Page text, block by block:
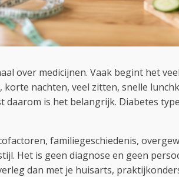
over medicijnen. Vaak begint het
nachten, veel zitten, snelle
is het belangrijk. Diabetes
familiegeschiedenis,
Het is geen diagnose en geen
dan met je huisarts,